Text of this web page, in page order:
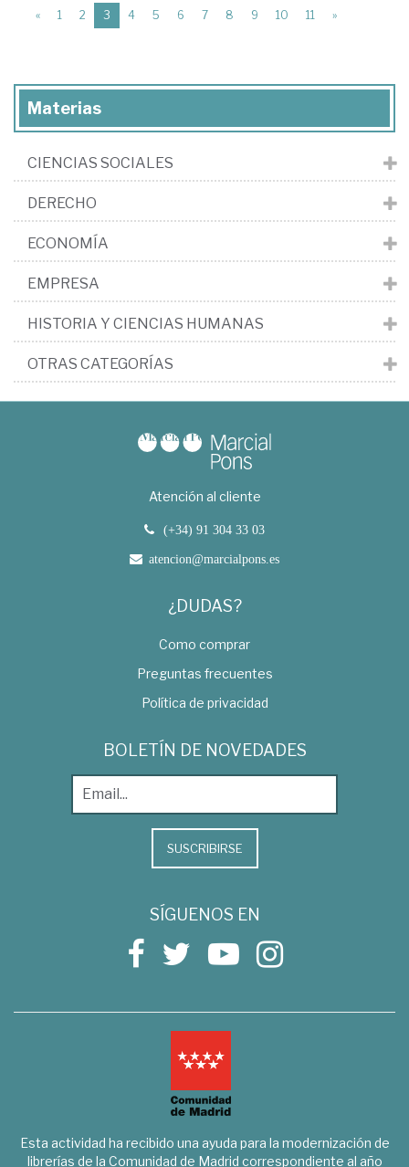
« 1 2 3 (current)
4 5 6 7 8 9 10 11 »
Materias
CIENCIAS SOCIALES
DERECHO
ECONOMÍA
EMPRESA
HISTORIA Y CIENCIAS HUMANAS
OTRAS CATEGORÍAS
Atención al cliente
(+34) 91 304 33 03
atencion@marcialpons.es
¿DUDAS?
Como comprar
Preguntas frecuentes
Política de privacidad
BOLETÍN DE NOVEDADES
SUSCRIBIRSE
SÍGUENOS EN
Esta actividad ha recibido una ayuda para la modernización de
librerías de la Comunidad de Madrid correspondiente al año